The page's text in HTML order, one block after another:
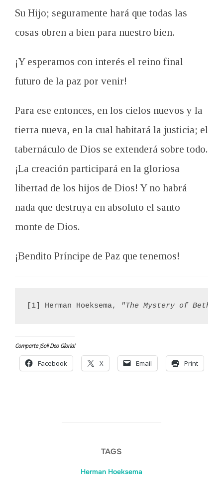
Su Hijo; seguramente hará que todas las
cosas obren a bien para nuestro bien.
¡Y esperamos con interés el reino final
futuro de la paz por venir!
Para ese entonces, en los cielos nuevos y la
tierra nueva, en la cual habitará la justicia; el
tabernáculo de Dios se extenderá sobre todo.
¡La creación participará en la gloriosa
libertad de los hijos de Dios! Y no habrá
nada que destruya en absoluto el santo
monte de Dios.
¡Bendito Príncipe de Paz que tenemos!
[1] Herman Hoeksema, "The Mystery of
Comparte ¡Soli Deo Gloria!
Facebook X Email Print
TAGS
Herman Hoeksema